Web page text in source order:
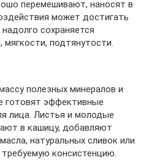
перемешивают, наносят в
может достигать
сохраняется
подтянутости.
полезных минералов и
готовят эффективные
лица. Листья и молодые
в кашицу, добавляют
натуральных сливок или
консистенцию.